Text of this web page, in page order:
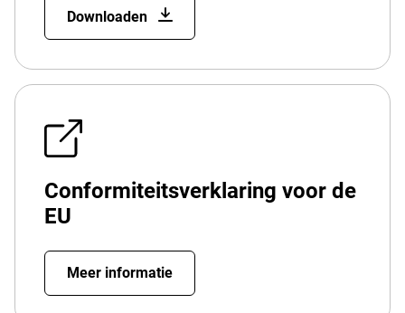
Downloaden
Conformiteitsverklaring voor de
EU
Meer informatie